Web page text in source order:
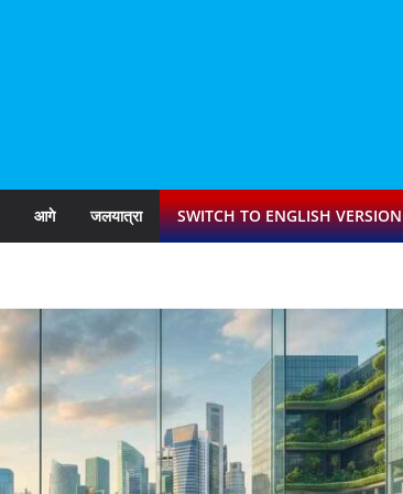
आगे जलयात्रा SWITCH TO ENGLISH VERSION